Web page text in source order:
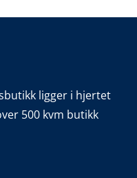
ligger i hjertet
500 kvm butikk